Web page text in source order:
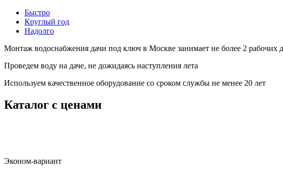
Быстро
Круглый год
Надолго
Монтаж водоснабжения дачи под ключ в Москве занимает не более 2 рабочих
Проведем воду на даче, не дожидаясь наступления лета
Используем качественное оборудование со сроком службы не менее 20 лет
Каталог с ценами
Эконом-вариант